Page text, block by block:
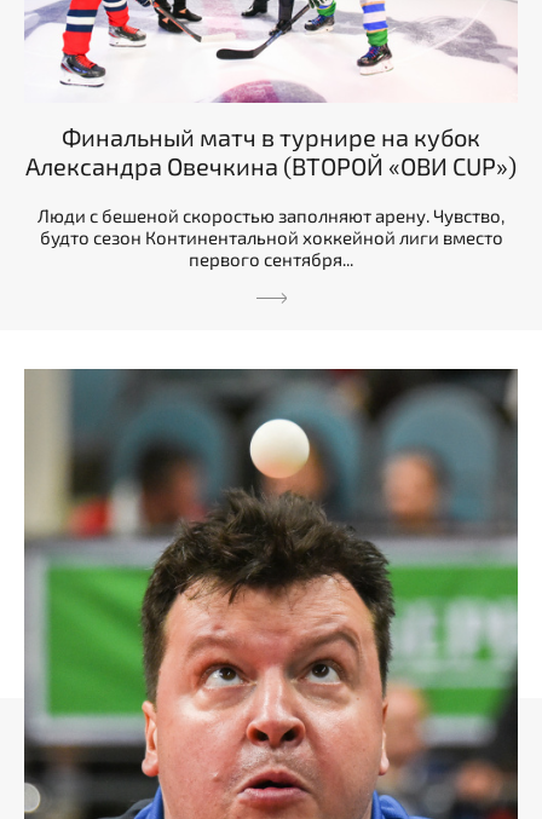
Финальный матч в турнире на кубок
Александра Овечкина (ВТОРОЙ «ОВИ CUP»)
Люди с бешеной скоростью заполняют арену. Чувство,
будто сезон Континентальной хоккейной лиги вместо
первого сентября...